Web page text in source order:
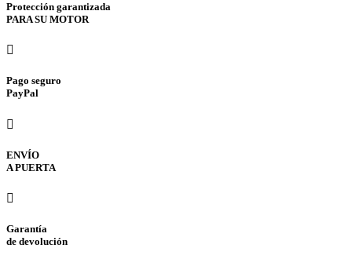
Protección garantizada
PARA SU MOTOR
Pago seguro
PayPal
ENVÍO
A PUERTA
Garantía
de devolución